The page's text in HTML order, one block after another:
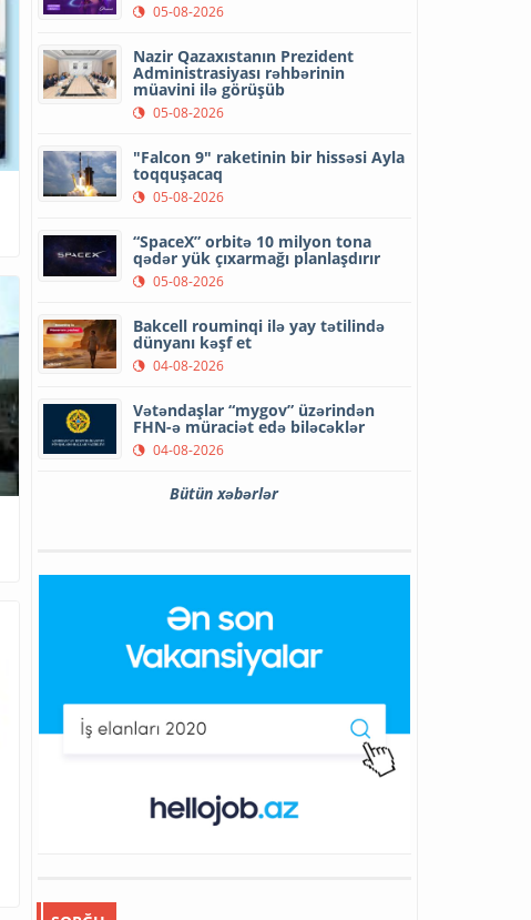
05-08-2026
Nazir Qazaxıstanın Prezident
Administrasiyası rəhbərinin
müavini ilə görüşüb
05-08-2026
"Falcon 9" raketinin bir hissəsi Ayla
toqquşacaq
05-08-2026
“SpaceX” orbitə 10 milyon tona
qədər yük çıxarmağı planlaşdırır
05-08-2026
Bakcell rouminqi ilə yay tətilində
dünyanı kəşf et
04-08-2026
Vətəndaşlar “mygov” üzərindən
FHN-ə müraciət edə biləcəklər
04-08-2026
Bütün xəbərlər